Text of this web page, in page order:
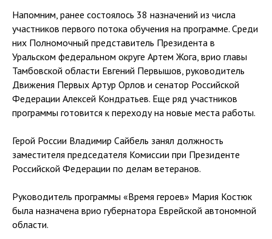
Напомним, ранее состоялось 38 назначений из числа
участников первого потока обучения на программе. Среди
них Полномочный представитель Президента в
Уральском федеральном округе Артем Жога, врио главы
Тамбовской области Евгений Первышов, руководитель
Движения Первых Артур Орлов и сенатор Российской
Федерации Алексей Кондратьев. Еще ряд участников
программы готовится к переходу на новые места работы.
Герой России Владимир Сайбель занял должность
заместителя председателя Комиссии при Президенте
Российской Федерации по делам ветеранов.
Руководитель программы «Время героев» Мария Костюк
была назначена врио губернатора Еврейской автономной
области.